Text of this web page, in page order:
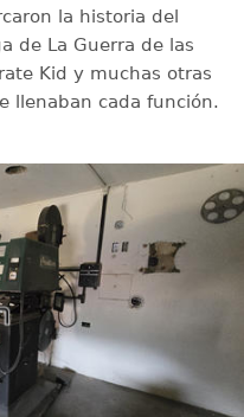
la historia del
de La Guerra de las
Kid y muchas otras
llenaban cada función.